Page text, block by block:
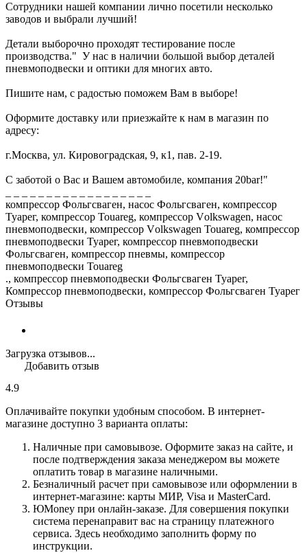
Сотрудники нашей компании лично посетили несколько
заводов и выбрали лучший!
Детали выборочно проходят тестирование после
производства." У нас в наличии большой выбор деталей
пневмоподвески и оптики для многих авто.
Пишите нам, с радостью поможем Вам в выборе!
Оформите доставку или приезжайте к нам в магазин по
адресу:
г.Москва, ул. Кировоградская, 9, к1, пав. 2-19.
С заботой о Вас и Вашем автомобиле, компания 20bar!"
компрессор Фольгсваген, насос Фольгсваген, компрессор
Туарег, компрессор Тоuаrеg, компрессор Vоlkswаgеn, насос
пневмоподвески, компрессор Vоlkswаgеn Тоuаrеg, компрессор
пневмоподвески Туарег, компрессор пневмоподвески
Фольгсваген, компрессор пневмы, компрессор
пневмоподвески Тоuаrеg
., компрессор пневмоподвески Фольгсваген Туарег,
Компрессор пневмоподвески, компрессор Фольгсваген Туарег
Отзывы
Загрузка отзывов...
4.9
Добавить отзыв
Оплачивайте покупки удобным способом. В интернет-
магазине доступно 3 варианта оплаты:
Наличные при самовывозе. Оформите заказ на сайте, и
после подтверждения заказа менеджером вы можете
оплатить товар в магазине наличными.
Безналичный расчет при самовывозе или оформлении в
интернет-магазине: карты МИР, Visa и MasterCard.
ЮMoney при онлайн-заказе. Для совершения покупки
система перенаправит вас на страницу платежного
сервиса. Здесь необходимо заполнить форму по
инструкции.